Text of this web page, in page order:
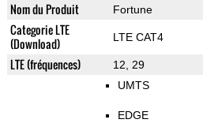
Nom du Produit Fortune
Categorie LTE
(Download)
LTE CAT4
LTE (fréquences) 12, 29
UMTS
EDGE